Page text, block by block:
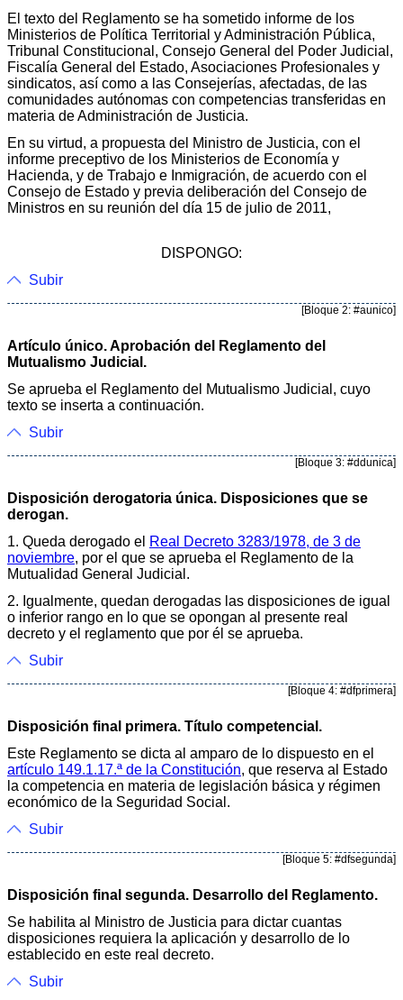
El texto del Reglamento se ha sometido informe de los
Ministerios de Política Territorial y Administración Pública,
Tribunal Constitucional, Consejo General del Poder Judicial,
Fiscalía General del Estado, Asociaciones Profesionales y
sindicatos, así como a las Consejerías, afectadas, de las
comunidades autónomas con competencias transferidas en
materia de Administración de Justicia.
En su virtud, a propuesta del Ministro de Justicia, con el
informe preceptivo de los Ministerios de Economía y
Hacienda, y de Trabajo e Inmigración, de acuerdo con el
Consejo de Estado y previa deliberación del Consejo de
Ministros en su reunión del día 15 de julio de 2011,
DISPONGO:
Subir
[Bloque 2: #aunico]
Artículo único. Aprobación del Reglamento del
Mutualismo Judicial.
Se aprueba el Reglamento del Mutualismo Judicial, cuyo
texto se inserta a continuación.
Subir
[Bloque 3: #ddunica]
Disposición derogatoria única. Disposiciones que se
derogan.
1. Queda derogado el Real Decreto 3283/1978, de 3 de
noviembre, por el que se aprueba el Reglamento de la
Mutualidad General Judicial.
2. Igualmente, quedan derogadas las disposiciones de igual
o inferior rango en lo que se opongan al presente real
decreto y el reglamento que por él se aprueba.
Subir
[Bloque 4: #dfprimera]
Disposición final primera. Título competencial.
Este Reglamento se dicta al amparo de lo dispuesto en el
artículo 149.1.17.ª de la Constitución, que reserva al Estado
la competencia en materia de legislación básica y régimen
económico de la Seguridad Social.
Subir
[Bloque 5: #dfsegunda]
Disposición final segunda. Desarrollo del Reglamento.
Se habilita al Ministro de Justicia para dictar cuantas
disposiciones requiera la aplicación y desarrollo de lo
establecido en este real decreto.
Subir